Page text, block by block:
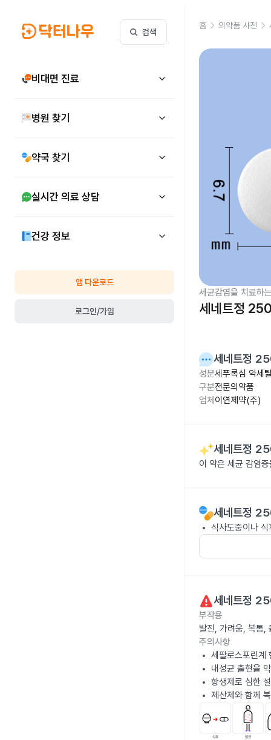
검색
비대면 진료
병원 찾기
약국 찾기
실시간 의료 상담
건강 정보
앱 다운로드
로그인/가입
홈 의약품 사전
세균감염을 치료하
세네트정
세네트정
성분세푸록심 악
구분전문의약품
업체 이연제약(주)
세네트정
이 약은 세균 감염
세네트정
식사도중이나
세네트정
부작용
발진, 가려움, 복통,
주의사항
세팔로스포린계
내성균 출현을
항생제로 심한
제산제와 함께